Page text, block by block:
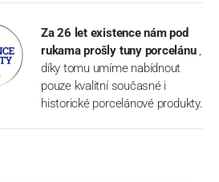
Za 26 let existence nám pod
rukama prošly tuny porcelánu ,
díky tomu umíme nabídnout
pouze kvalitní současné i
historické porcelánové produkty.